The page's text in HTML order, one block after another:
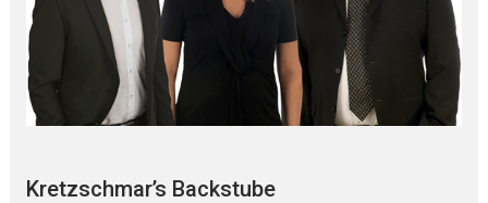
Kretzschmar’s Backstube